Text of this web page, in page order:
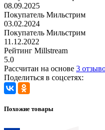
08.09.2025
Покупатель Мильстрим
03.02.2024
Покупатель Мильстрим
11.12.2022
Рейтинг Millstream
5.0
Рассчитан на основе 3
Поделиться в соцсетях:
Похожие товары